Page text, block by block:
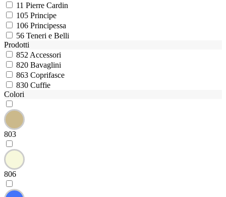
11 Pierre Cardin
105 Principe
106 Principessa
56 Teneri e Belli
Prodotti
852 Accessori
820 Bavaglini
863 Coprifasce
830 Cuffie
Colori
803
806